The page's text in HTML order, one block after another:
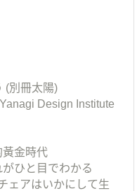
(別冊太陽)
Design Institute
黃金時代
ひと目でわかる
ェアはいかにして生